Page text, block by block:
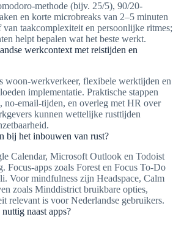
methode (bijv. 25/5), 90/20-
en korte microbreaks van 2–5 minuten
van taakcomplexiteit en persoonlijke ritmes;
helpt bepalen wat het beste werkt.
werkcontext met reistijden en
woon-werkverkeer, flexibele werktijden en
implementatie. Praktische stappen
email-tijden, en overleg met HR over
kunnen wettelijke rusttijden
bij het inbouwen van rust?
Calendar, Microsoft Outlook en Todoist
Focus-apps zoals Forest en Focus To-Do
Voor mindfulness zijn Headspace, Calm
zoals Minddistrict bruikbare opties,
relevant is voor Nederlandse gebruikers.
naast apps?